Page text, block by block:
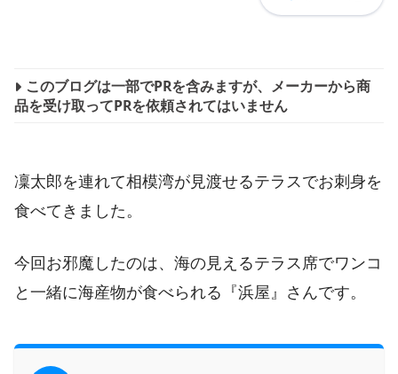
このブログは一部でPRを含みますが、メーカーから商
品を受け取ってPRを依頼されてはいません
凜太郎を連れて相模湾が見渡せるテラスでお刺身を
食べてきました。
今回お邪魔したのは、海の見えるテラス席でワンコ
と一緒に海産物が食べられる『浜屋』さんです。